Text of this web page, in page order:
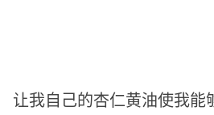
让我自己的杏仁黄油使我